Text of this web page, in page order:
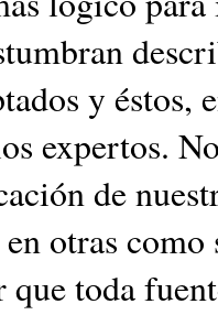
y éstos,
expertos.
de
otras
toda